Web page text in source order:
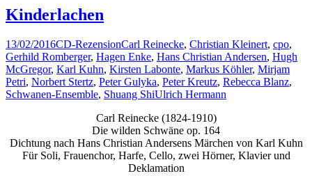
Kinderlachen
13/02/2016CD-RezensionCarl Reinecke, Christian Kleinert, cpo,
Gerhild Romberger, Hagen Enke, Hans Christian Andersen, Hugh
McGregor, Karl Kuhn, Kirsten Labonte, Markus Köhler, Mirjam
Petri, Norbert Stertz, Peter Gulyka, Peter Kreutz, Rebecca Blanz,
Schwanen-Ensemble, Shuang ShiUlrich Hermann
Carl Reinecke (1824-1910)
Die wilden Schwäne op. 164
Dichtung nach Hans Christian Andersens Märchen von Karl Kuhn
Für Soli, Frauenchor, Harfe, Cello, zwei Hörner, Klavier und
Deklamation